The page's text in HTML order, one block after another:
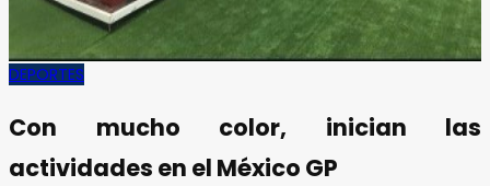
DEPORTES
Con mucho color, inician las
actividades en el México GP